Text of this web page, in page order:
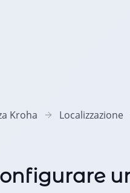
Kroha Localizzazione